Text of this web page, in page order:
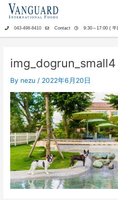
ス
043-498-8410 Contact 9:30～17:00 ( 平
img_dogrun_small4
By nezu / 2022年6月20日